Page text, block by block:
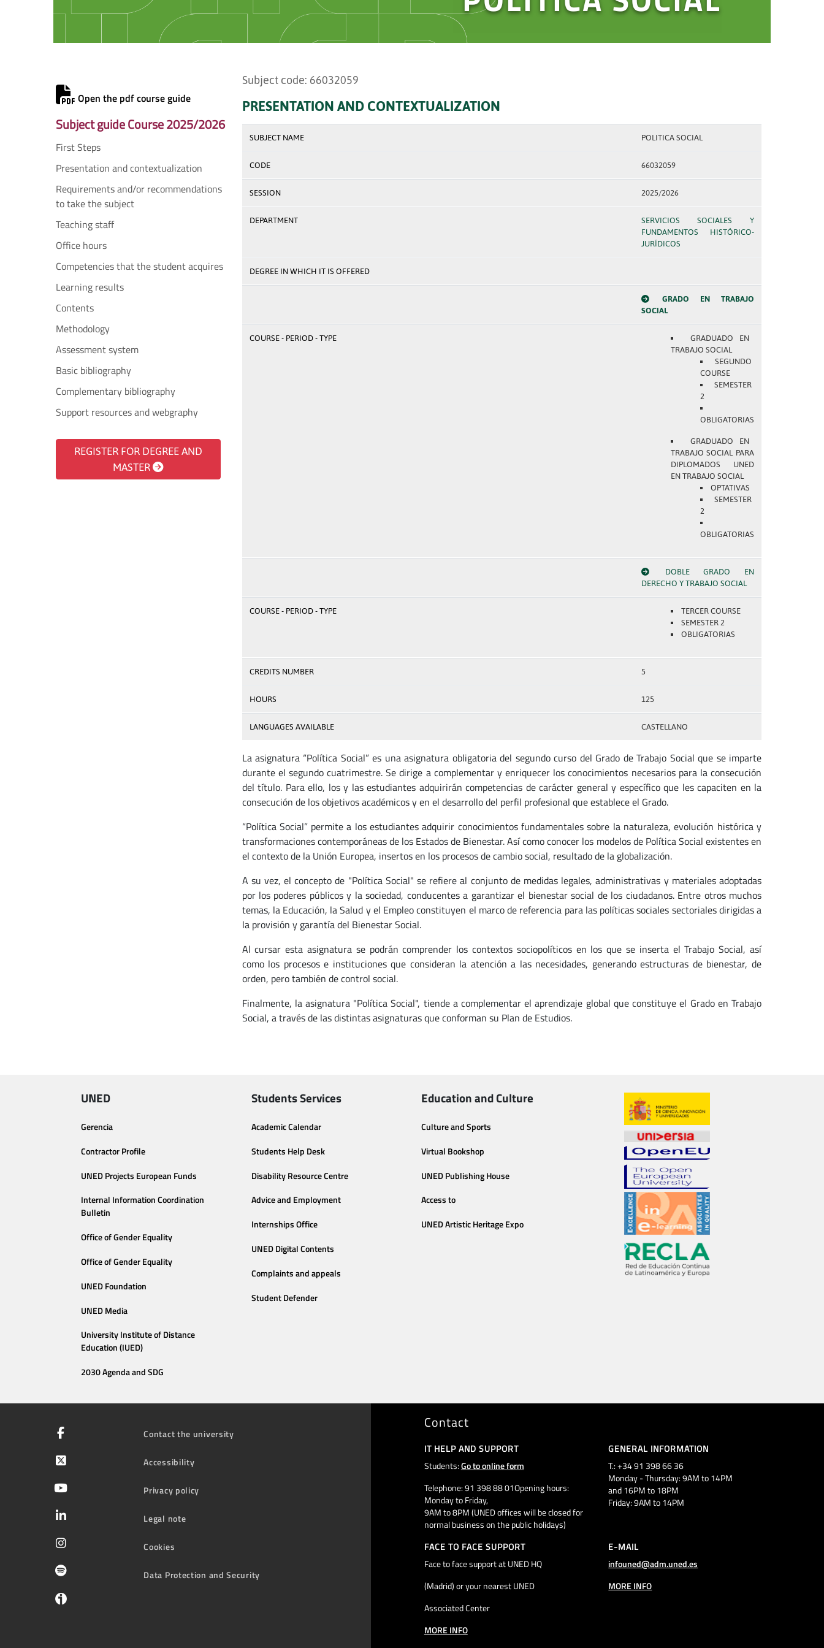
Open the pdf course guide
Subject guide Course 2025/2026
First Steps
Presentation and contextualization
Requirements and/or recommendations
to take the subject
Teaching staff
Office hours
Competencies that the student acquires
Learning results
Contents
Methodology
Assessment system
Basic bibliography
Complementary bibliography
Support resources and webgraphy
REGISTER FOR DEGREE AND
MASTER
Subject code: 66032059
PRESENTATION AND CONTEXTUALIZATION
SUBJECT NAME POLITICA SOCIAL
CODE 66032059
SESSION 2025/2026
DEPARTMENT
SERVICIOS SOCIALES Y
FUNDAMENTOS HISTÓRICO-
JURÍDICOS
DEGREE IN WHICH IT IS OFFERED
GRADO EN TRABAJO
SOCIAL
COURSE - PERIOD - TYPE
GRADUADO EN
TRABAJO SOCIAL
SEGUNDO
COURSE
SEMESTER
2
OBLIGATORIAS
GRADUADO EN
TRABAJO SOCIAL PARA
DIPLOMADOS UNED
EN TRABAJO SOCIAL
OPTATIVAS
SEMESTER
2
OBLIGATORIAS
DOBLE GRADO EN
DERECHO Y TRABAJO SOCIAL
COURSE - PERIOD - TYPE
TERCER COURSE
SEMESTER 2
OBLIGATORIAS
CREDITS NUMBER 5
HOURS 125
LANGUAGES AVAILABLE CASTELLANO
La asignatura “Política Social” es una asignatura obligatoria del segundo curso del Grado de Trabajo Social que se imparte
durante el segundo cuatrimestre. Se dirige a complementar y enriquecer los conocimientos necesarios para la consecución
del título. Para ello, los y las estudiantes adquirirán competencias de carácter general y específico que les capaciten en la
consecución de los objetivos académicos y en el desarrollo del perfil profesional que establece el Grado.
“Política Social” permite a los estudiantes adquirir conocimientos fundamentales sobre la naturaleza, evolución histórica y
transformaciones contemporáneas de los Estados de Bienestar. Así como conocer los modelos de Política Social existentes en
el contexto de la Unión Europea, insertos en los procesos de cambio social, resultado de la globalización.
A su vez, el concepto de "Política Social" se refiere al conjunto de medidas legales, administrativas y materiales adoptadas
por los poderes públicos y la sociedad, conducentes a garantizar el bienestar social de los ciudadanos. Entre otros muchos
temas, la Educación, la Salud y el Empleo constituyen el marco de referencia para las políticas sociales sectoriales dirigidas a
la provisión y garantía del Bienestar Social.
Al cursar esta asignatura se podrán comprender los contextos sociopolíticos en los que se inserta el Trabajo Social, así
como los procesos e instituciones que consideran la atención a las necesidades, generando estructuras de bienestar, de
orden, pero también de control social.
Finalmente, la asignatura "Política Social", tiende a complementar el aprendizaje global que constituye el Grado en Trabajo
Social, a través de las distintas asignaturas que conforman su Plan de Estudios.
UNED
Gerencia
Contractor Profile
UNED Projects European Funds
Internal Information Coordination
Bulletin
Office of Gender Equality
Office of Gender Equality
UNED Foundation
UNED Media
University Institute of Distance
Education (IUED)
2030 Agenda and SDG
Students Services
Academic Calendar
Students Help Desk
Disability Resource Centre
Advice and Employment
Internships Office
UNED Digital Contents
Complaints and appeals
Student Defender
Education and Culture
Culture and Sports
Virtual Bookshop
UNED Publishing House
Access to
UNED Artistic Heritage Expo
Contact the university
Accessibility
Privacy policy
Legal note
Cookies
Data Protection and Security
Contact
IT HELP AND SUPPORT
Students:Go to online form
Telephone: 91 398 88 01Opening hours:
Monday to Friday,
9AM to 8PM (UNED offices will be closed for
normal business on the public holidays)
GENERAL INFORMATION
T.: +34 91 398 66 36
Monday - Thursday: 9AM to 14PM
and 16PM to 18PM
Friday: 9AM to 14PM
FACE TO FACE SUPPORT
Face to face support at UNED HQ
(Madrid) or your nearest UNED
Associated Center
MORE INFO
E-MAIL
infouned@adm.uned.es
MORE INFO